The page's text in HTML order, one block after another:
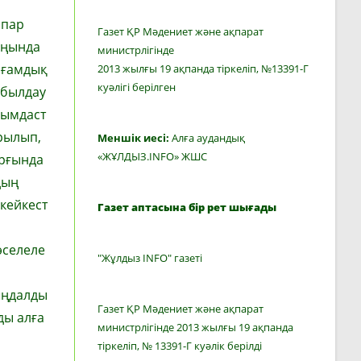
алға
Газет ҚР Мәдениет және ақпарат
министрлігінде
2013 жылғы 19 ақпанда тіркеліп, №13391-Г
куәлігі берілген
Меншік иесі: Алға аудандық
«ЖҰЛДЫЗ.INFO» ЖШС
Газет аптасына бір рет шығады
"Жұлдыз INFO" газеті
Газет ҚР Мәдениет және ақпарат
министрлігінде 2013 жылғы 19 ақпанда
тіркеліп, № 13391-Г куәлік берілді